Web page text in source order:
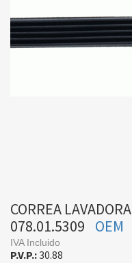
CORREA
078.01.5309
OEM
IVA Incluido
P.V.P.:30.88